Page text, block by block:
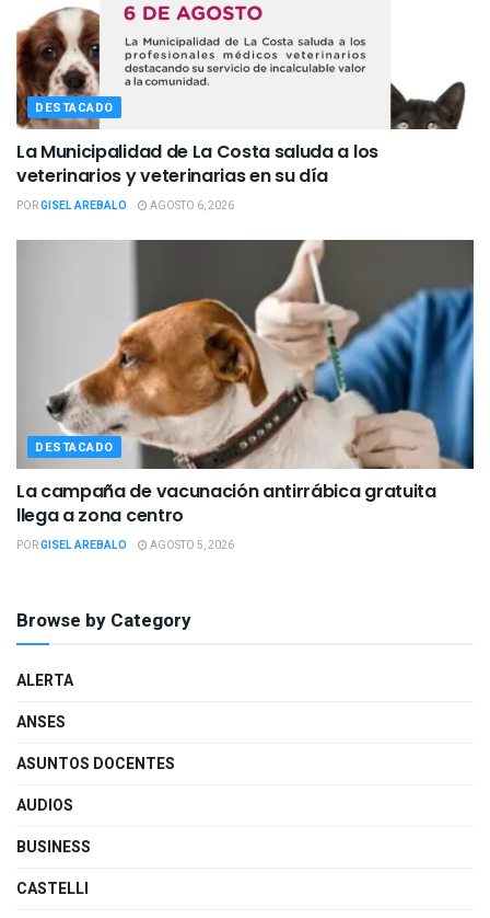
DESTACADO
La Municipalidad de La Costa saluda a los
veterinarios y veterinarias en su día
PORGISEL AREBALO AGOSTO 6, 2026
DESTACADO
La campaña de vacunación antirrábica gratuita
llega a zona centro
PORGISEL AREBALO AGOSTO 5, 2026
Browse by Category
ALERTA
ANSES
ASUNTOS DOCENTES
AUDIOS
BUSINESS
CASTELLI